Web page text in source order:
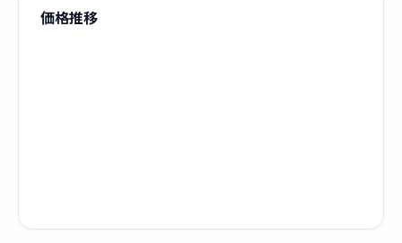
価格推移